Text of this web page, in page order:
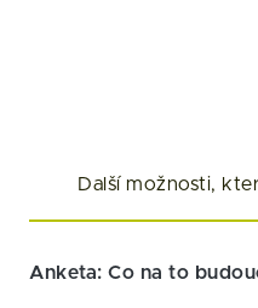
Další možnosti,
Anketa: Co na to